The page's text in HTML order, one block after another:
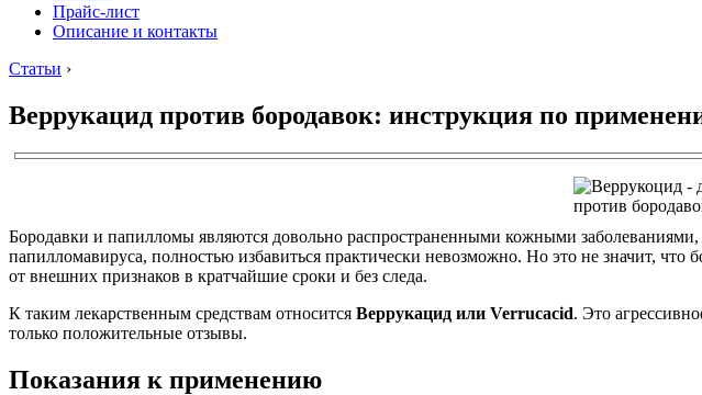
Прайс-лист
Описание и контакты
Статьи ›
Веррукацид против бородавок: инструкция по
Бородавки и папилломы являются довольно распространенными кожными
папилломавируса, полностью избавиться практически невозможно. Но это не значит, что
от внешних признаков в кратчайшие сроки и без следа.
К таким лекарственным средствам относится Веррукацид или Verrucacid. Это
только положительные отзывы.
Показания к применению